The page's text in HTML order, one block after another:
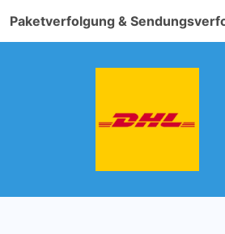
Paketverfolgung &